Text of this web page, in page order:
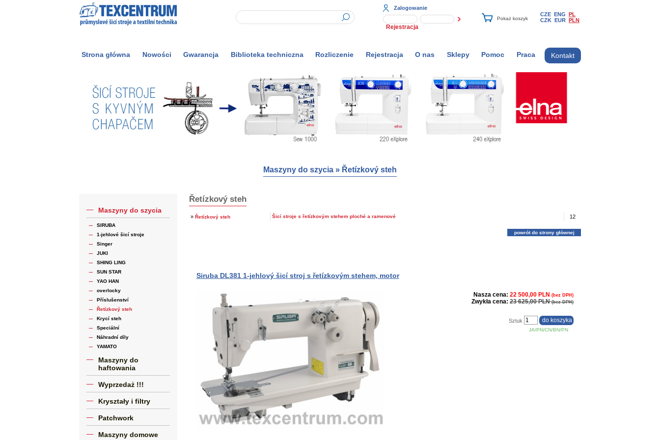
Zalogowanie
Rejestracja
CZE ENG PL
CZK EUR PLN
Strona główna Nowości Gwarancja Biblioteka techniczna Rozliczenie Rejestracja O nas Sklepy Pomoc Praca Kontakt
Maszyny do szycia » Řetízkový steh
Maszyny do szycia
SIRUBA
1-jehlové šicí stroje
Singer
JUKI
SHING LING
SUN STAR
YAO HAN
overlocky
Příslušenství
Řetízkový steh
Krycí steh
Speciální
Náhradní díly
YAMATO
Maszyny do
haftowania
Wyprzedaż !!!
Kryształy i filtry
Patchwork
Maszyny domowe
Řetízkový steh
» Řetízkový steh Šicí stroje s řetízkovým stehem ploché a ramenové 12
powrót do strony głównej
Siruba DL381 1-jehlový šicí stroj s řetízkovým stehem, motor
Nasza cena: 22 500,00 PLN (bez DPH)
Zwykła cena: 23 625,00 PLN(bez DPH)
JA/PN/CN/BN/PN
Sztuk